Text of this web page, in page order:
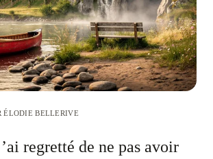
ÉLODIE BELLERIVE
regretté de ne pas avoir